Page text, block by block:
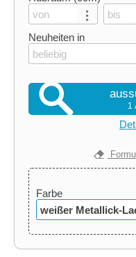
Neuheiten in
beliebig
1
Farbe
weißer Metallick-